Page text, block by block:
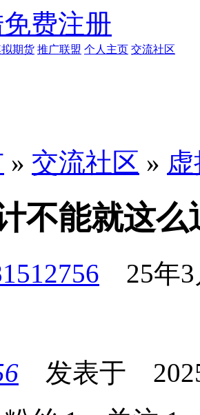
免费注册
期货 推广联盟 个人主页 交流社区
» 交流社区 »
不能就这么
25年3
发表于